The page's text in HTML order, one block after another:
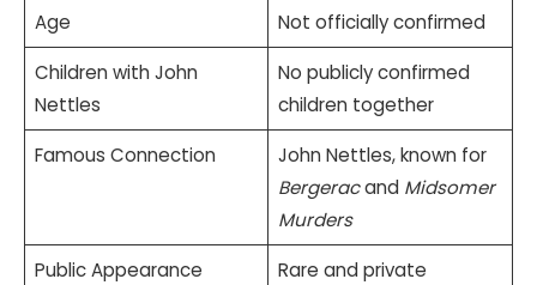
Age
Not officially confirmed
Children with John
Nettles
No publicly confirmed
children together
Famous Connection
John Nettles, known for
Bergeracand Midsomer
Murders
Public Appearance
Rare and private